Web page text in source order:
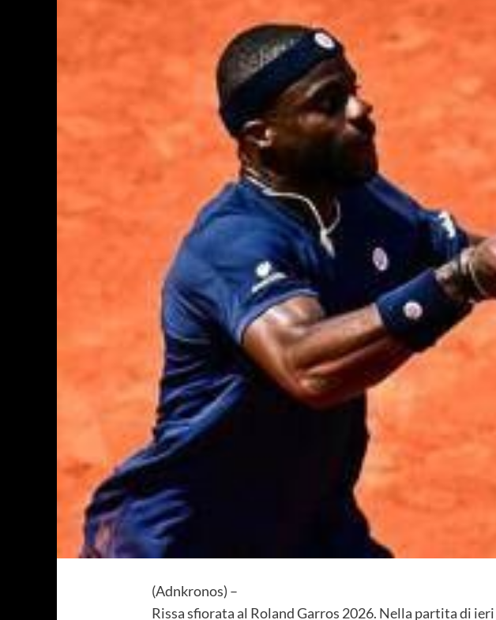
(Adnkronos) –
Rissa sfiorata al Roland Garros 2026. Nella partita di